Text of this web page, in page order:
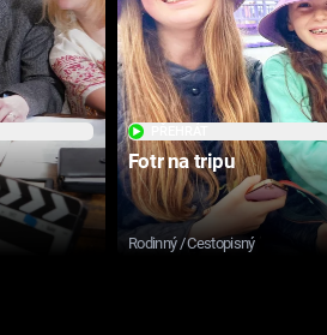
Fotr na tripu
Rodinný / Cestopisný